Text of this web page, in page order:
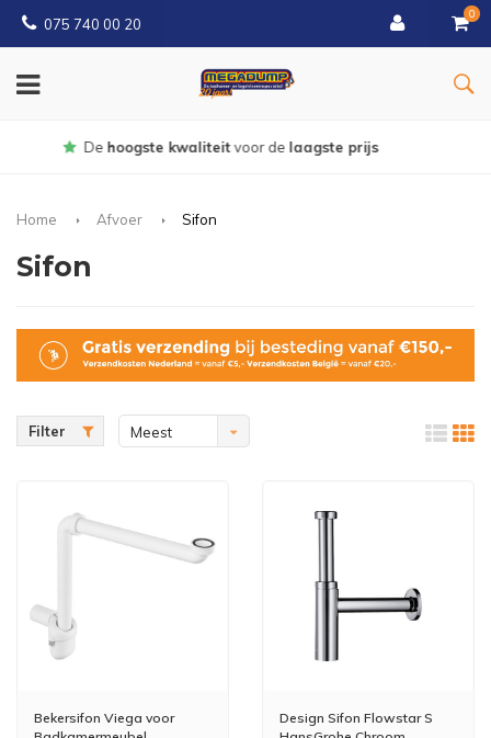
075 740 00 20
0
Gratisbezorgd vanaf € 150
Home Afvoer Sifon
Sifon
Filter
Meest
Bekersifon Viega voor
Design Sifon Flowstar S